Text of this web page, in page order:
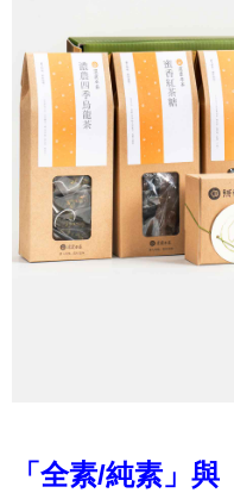
「全素/純素」